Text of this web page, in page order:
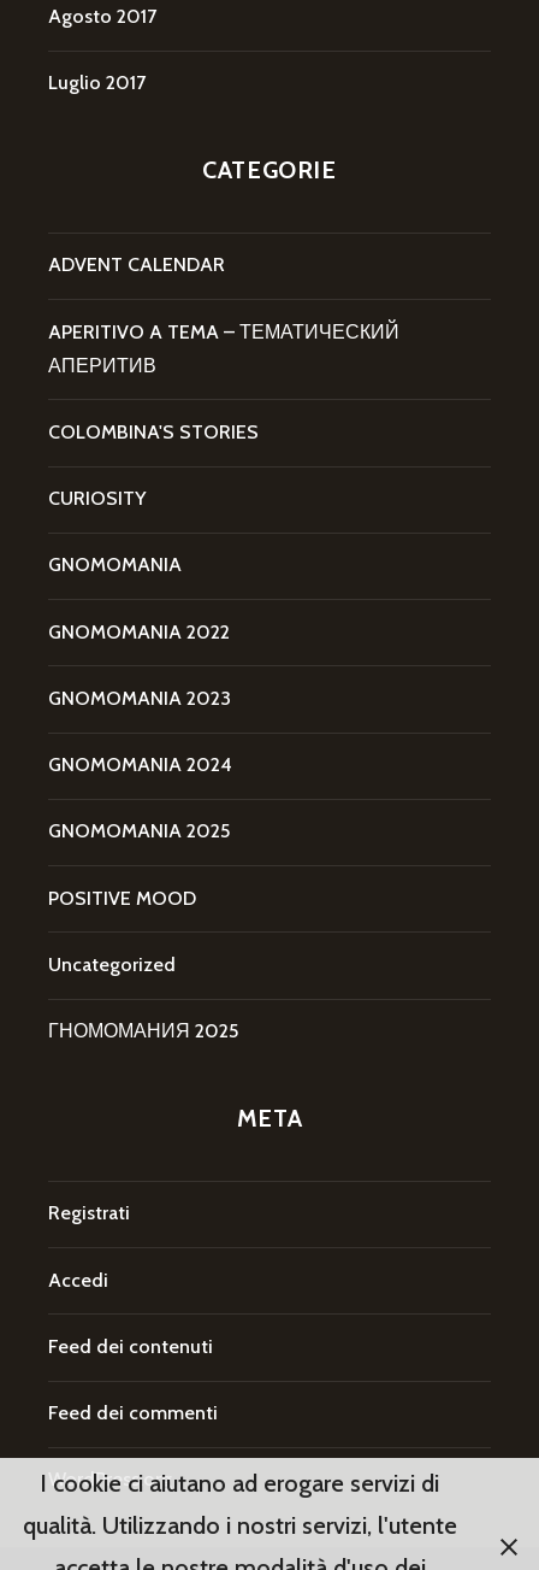
Agosto 2017
Luglio 2017
CATEGORIE
ADVENT CALENDAR
APERITIVO A TEMA – ТЕМАТИЧЕСКИЙ
АПЕРИТИВ
COLOMBINA'S STORIES
CURIOSITY
GNOMOMANIA
GNOMOMANIA 2022
GNOMOMANIA 2023
GNOMOMANIA 2024
GNOMOMANIA 2025
POSITIVE MOOD
Uncategorized
ГНОМОМАНИЯ 2025
META
Registrati
Accedi
Feed dei contenuti
Feed dei commenti
WordPress.org
I cookie ci aiutano ad erogare servizi di
qualità. Utilizzando i nostri servizi, l'utente